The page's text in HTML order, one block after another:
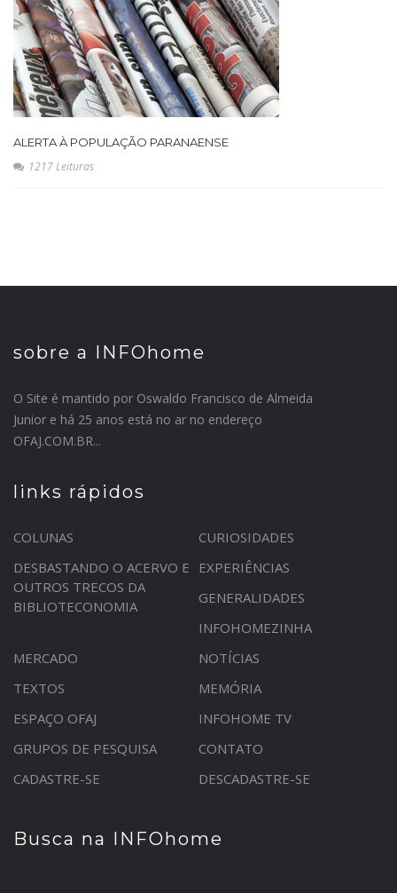
ALERTA À POPULAÇÃO PARANAENSE
1217 Leituras
sobre a INFOhome
O Site é mantido por Oswaldo Francisco de Almeida
Junior e há 25 anos está no ar no endereço
OFAJ.COM.BR...
links rápidos
COLUNAS
CURIOSIDADES
DESBASTANDO O ACERVO E
OUTROS TRECOS DA
BIBLIOTECONOMIA
EXPERIÊNCIAS
GENERALIDADES
INFOHOMEZINHA
MERCADO
NOTÍCIAS
TEXTOS
MEMÓRIA
ESPAÇO OFAJ
INFOHOME TV
GRUPOS DE PESQUISA
CONTATO
CADASTRE-SE
DESCADASTRE-SE
Busca na INFOhome